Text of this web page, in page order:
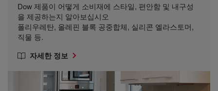
Dow 제품이 어떻게 소비재에 스타일, 편안함 및 내구성
을 제공하는지 알아보십시오
폴리우레탄, 올레핀 블록 공중합체, 실리콘 엘라스토머,
직물 등.
자세한 정보